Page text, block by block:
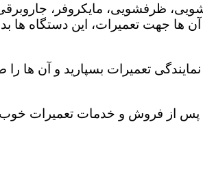
ظرفشویی، مایکروفر،
جهت تعمیرات، این دستگاه ها
تعمیرات بسپارید و آن ها را
از فروش و خدمات تعمیرات خوب،